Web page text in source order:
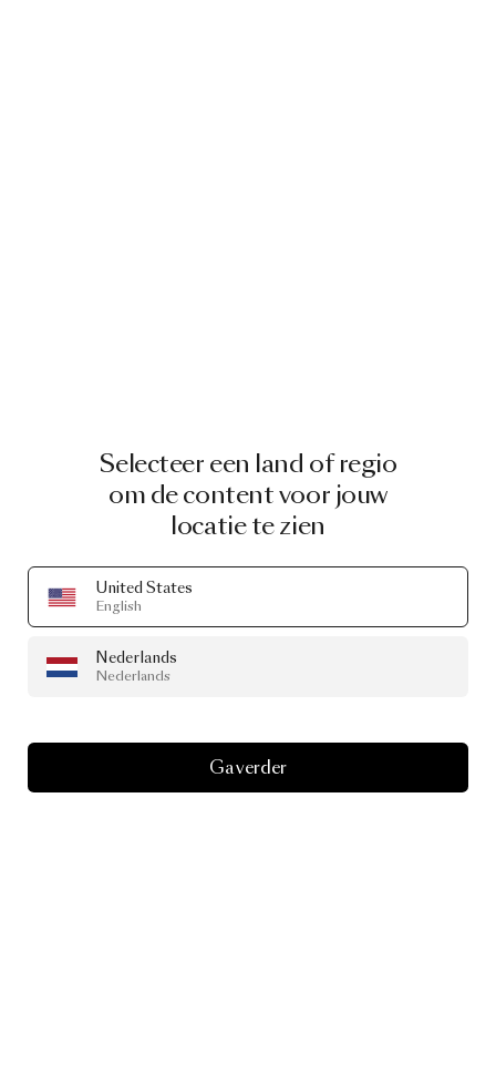
Selecteer een land of regio
om de content voor jouw
locatie te zien
United States
English
Nederlands
Nederlands
Ga verder